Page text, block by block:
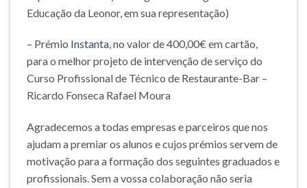
Educação da Leonor, em sua representação)
– Prémio Instanta, no valor de 400,00€ em cartão,
para o melhor projeto de intervenção de serviço do
Curso Profissional de Técnico de Restaurante-Bar –
Ricardo Fonseca Rafael Moura
Agradecemos a todas empresas e parceiros que nos
ajudam a premiar os alunos e cujos prémios servem de
motivação para a formação dos seguintes graduados e
profissionais. Sem a vossa colaboração não seria